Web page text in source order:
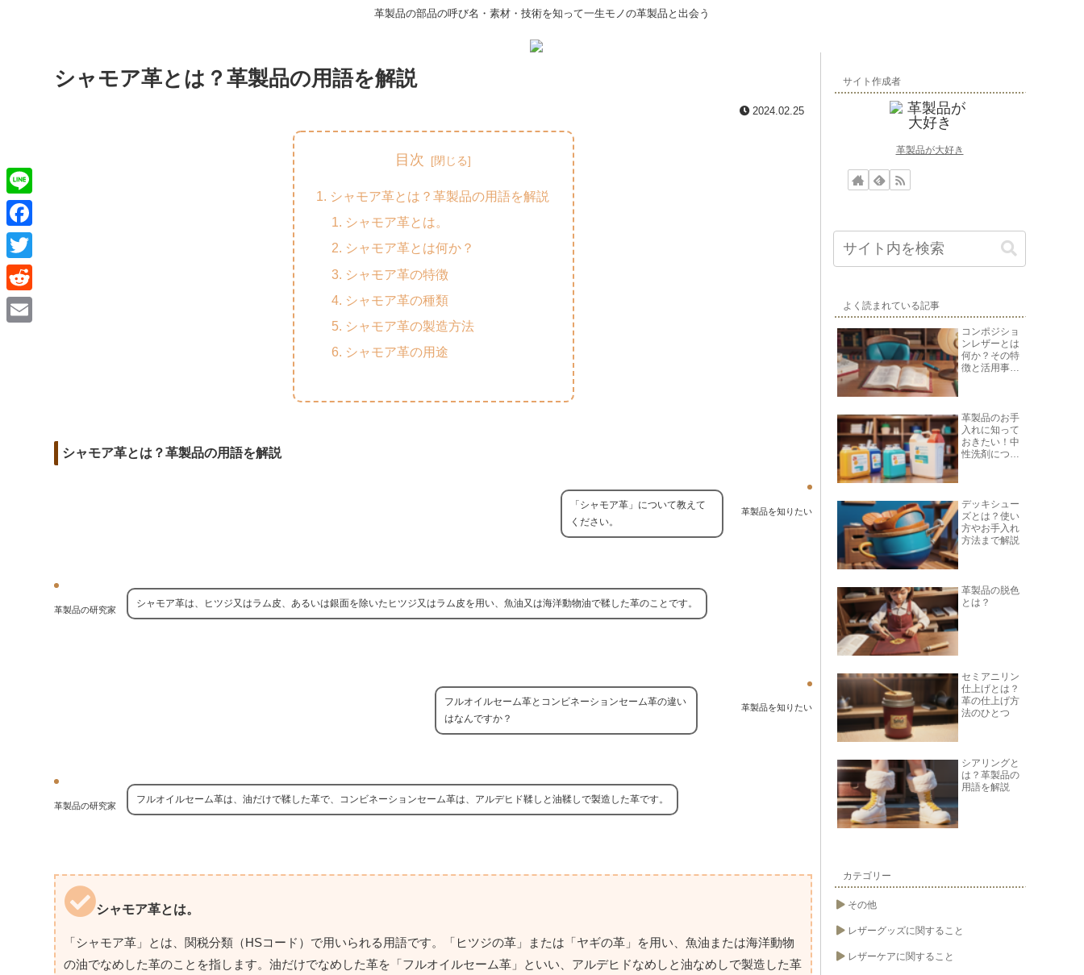
革製品の部品の呼び名・素材・技術を知って一生モノの革製品と出会う
シャモア革とは？革製品の用語を解説
2024.02.25
目次
シャモア革とは？革製品の用語を解説
シャモア革とは。
シャモア革とは何か？
シャモア革の特徴
シャモア革の種類
シャモア革の製造方法
シャモア革の用途
シャモア革とは？革製品の用語を解説
革製品を知りたい
「シャモア革」について教えて
ください。
革製品の研究家
シャモア革は、ヒツジ又はラム皮、あるいは銀面を除いたヒツジ又はラム皮を用い、魚油又は海洋動物油で鞣した革のことです。
革製品を知りたい
フルオイルセーム革とコンビネーションセーム革の違い
はなんですか？
革製品の研究家
フルオイルセーム革は、油だけで鞣した革で、コンビネーションセーム革は、アルデヒド鞣しと油鞣しで製造した革です。
シャモア革とは。
「シャモア革」とは、関税分類（HSコード）で用いられる用語です。「ヒツジの革」または「ヤギの革」を用い、魚油または海洋動物
の油でなめした革のことを指します。油だけでなめした革を「フルオイルセーム革」といい、アルデヒドなめしと油なめしで製造した革
サイト作成者
革製品が大好き
よく読まれている記事
コンポジショ
ンレザーとは
何か？その特
徴と活用事例
革製品のお手
入れに知って
おきたい！中
性洗剤につい
デッキシュー
ズとは？使い
方やお手入れ
方法まで解説
革製品の脱色
とは？
セミアニリン
仕上げとは？
革の仕上げ方
法のひとつ
シアリングと
は？革製品の
用語を解説
カテゴリー
その他
レザーグッズに関すること
レザーケアに関すること
L
i
n
e
F
a
c
e
T
w
i
R